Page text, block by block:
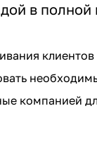
в полной
клиентов
компанией